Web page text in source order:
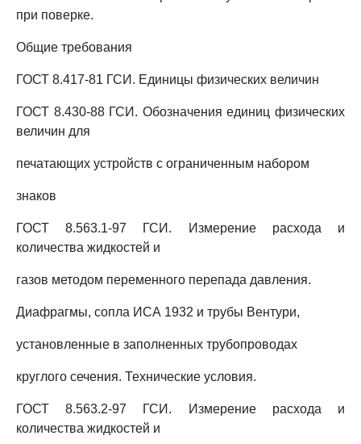
при поверке.
Общие требования
ГОСТ 8.417-81 ГСИ. Единицы физических величин
ГОСТ 8.430-88 ГСИ. Обозначения единиц физических
величин для
печатающих устройств с ограниченным набором
знаков
ГОСТ 8.563.1-97 ГСИ. Измерение расхода и
количества жидкостей и
газов методом переменного перепада давления.
Диафрагмы, сопла ИСА 1932 и трубы Вентури,
установленные в заполненных трубопроводах
круглого сечения. Технические условия.
ГОСТ 8.563.2-97 ГСИ. Измерение расхода и
количества жидкостей и